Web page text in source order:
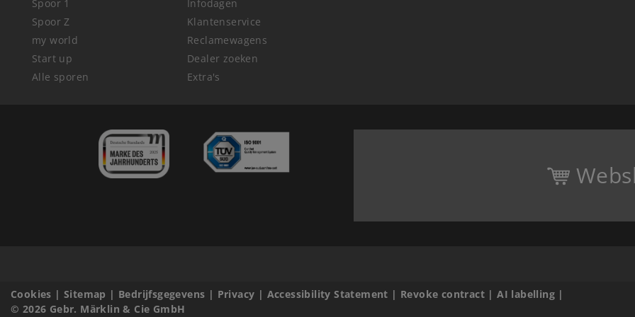
Spoor 1
Spoor Z
my world
Start up
Alle sporen
Infodagen
Klantenservice
Reclamewagens
Dealer zoeken
Extra's
Cookies |Sitemap | Bedrijfsgegevens | Privacy | Accessibility Statement | Revoke contract |AI labelling |
© 2026 Gebr. Märklin & Cie GmbH